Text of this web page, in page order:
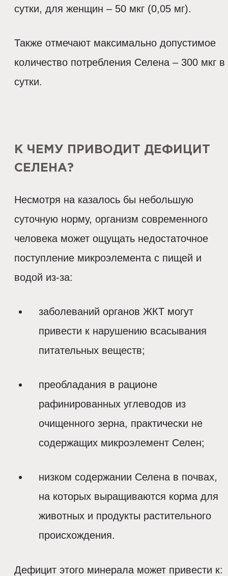
сутки, для женщин – 50 мкг (0,05 мг).
Также отмечают максимально допустимое
количество потребления Селена – 300 мкг в
сутки.
К ЧЕМУ ПРИВОДИТ ДЕФИЦИТ
СЕЛЕНА?
Несмотря на казалось бы небольшую
суточную норму, организм современного
человека может ощущать недостаточное
поступление микроэлемента с пищей и
водой из-за:
заболеваний органов ЖКТ могут
привести к нарушению всасывания
питательных веществ;
преобладания в рационе
рафинированных углеводов из
очищенного зерна, практически не
содержащих микроэлемент Селен;
низком содержании Селена в почвах,
на которых выращиваются корма для
животных и продукты растительного
происхождения.
Дефицит этого минерала может привести к: